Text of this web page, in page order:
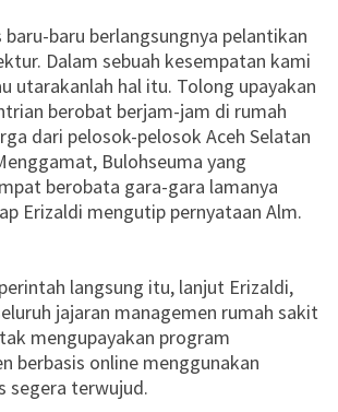
baru-baru berlangsungnya pelantikan
Dalam sebuah kesempatan kami
utarakanlah hal itu. Tolong upayakan
berobat berjam-jam di rumah
dari pelosok-pelosok Aceh Selatan
Bulohseuma yang
berobata gara-gara lamanya
Erizaldi mengutip pernyataan Alm.
langsung itu, lanjut Erizaldi,
jajaran managemen rumah sakit
mengupayakan program
berbasis online menggunakan
segera terwujud.